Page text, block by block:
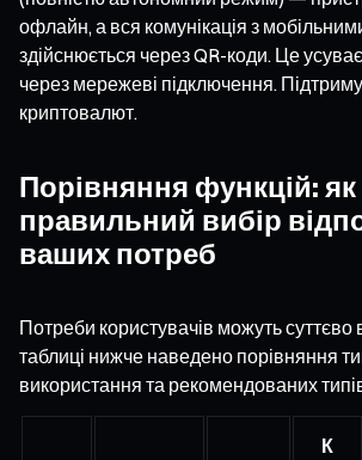
офлайн, а вся комунікація з
здійснюється через QR-коди. Це
через мережеві підключення.
криптовалют.
Порівняння функцій:
правильний вибір
ваших потреб
Потреби користувачів можуть суттєво
таблиці нижче наведено порівняння
використання та рекомендованих
К